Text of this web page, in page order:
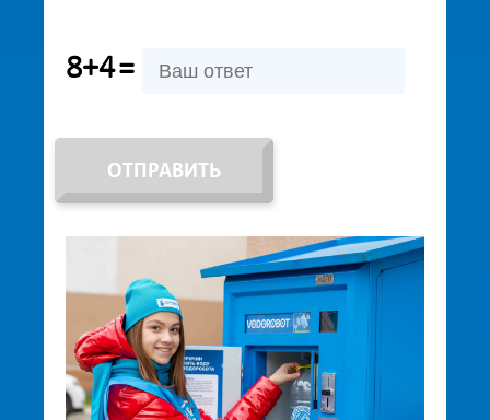
8+4=
ОТПРАВИТЬ